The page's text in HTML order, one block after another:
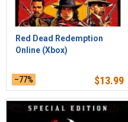
Red Dead Redemption
Online (Xbox)
–77% $13.99